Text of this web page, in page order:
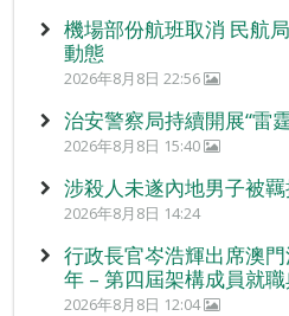
機場部份航班取消 民航
動態
2026年8月8日 22:56
治安警察局持續開展“雷
2026年8月8日 15:40
涉殺人未遂內地男子被
2026年8月8日 14:24
行政長官岑浩輝出席澳
年 – 第四屆架構成員就職
2026年8月8日 12:04